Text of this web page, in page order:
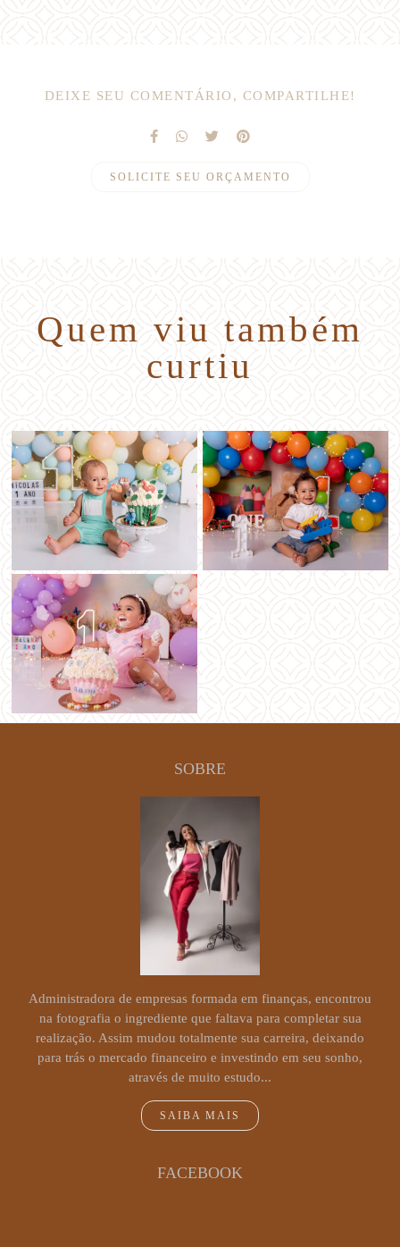
DEIXE SEU COMENTÁRIO, COMPARTILHE!
SOLICITE SEU ORÇAMENTO
Quem viu também
curtiu
SOBRE
Administradora de empresas formada em finanças, encontrou
na fotografia o ingrediente que faltava para completar sua
realização. Assim mudou totalmente sua carreira, deixando
para trás o mercado financeiro e investindo em seu sonho,
através de muito estudo...
SAIBA MAIS
FACEBOOK